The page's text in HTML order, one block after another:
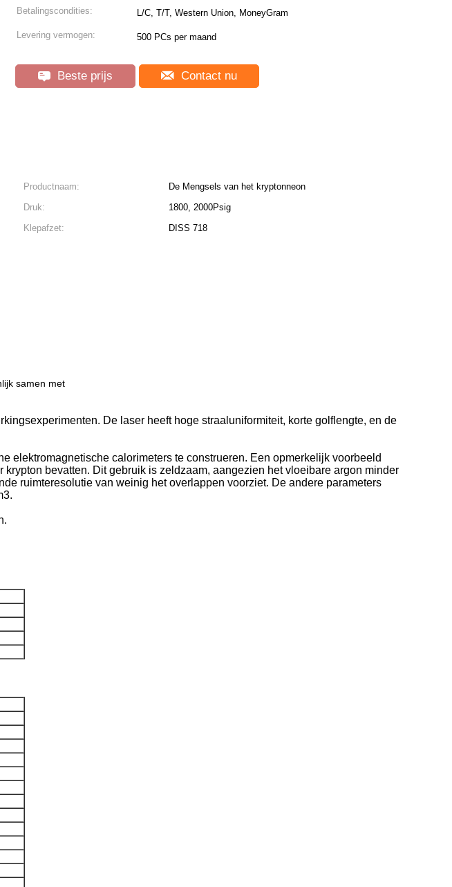
Betalingscondities: L/C, T/T, Western Union, MoneyGram
Levering vermogen: 500 PCs per maand
Beste prijs Contact nu
Productnaam:
De Mengsels van het kryptonneon
Druk:
1800, 2000Psig
Klepafzet:
DISS 718
samen met
De laser heeft hoge straaluniformiteit, korte golflengte, en de
elektromagnetische calorimeters te construeren. Een opmerkelijk voorbeeld
bevatten. Dit gebruik is zeldzaam, aangezien het vloeibare argon minder
ruimteresolutie van weinig het overlappen voorziet. De andere parameters